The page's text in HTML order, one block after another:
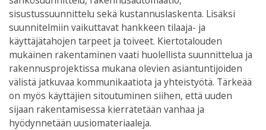
sisustussuunnittelu sekä kustannuslaskenta. Lisäksi
suunnitelmiin vaikuttavat hankkeen tilaaja- ja
käyttäjätahojen tarpeet ja toiveet. Kiertotalouden
mukainen rakentaminen vaati huolellista suunnittelua ja
rakennusprojektissa mukana olevien asiantuntijoiden
välistä jatkuvaa kommunikaatiota ja yhteistyötä. Tärkeää
on myös käyttäjien sitoutuminen siihen, että uuden
sijaan rakentamisessa kierrätetään vanhaa ja
hyödynnetään uusiomateriaaleja.